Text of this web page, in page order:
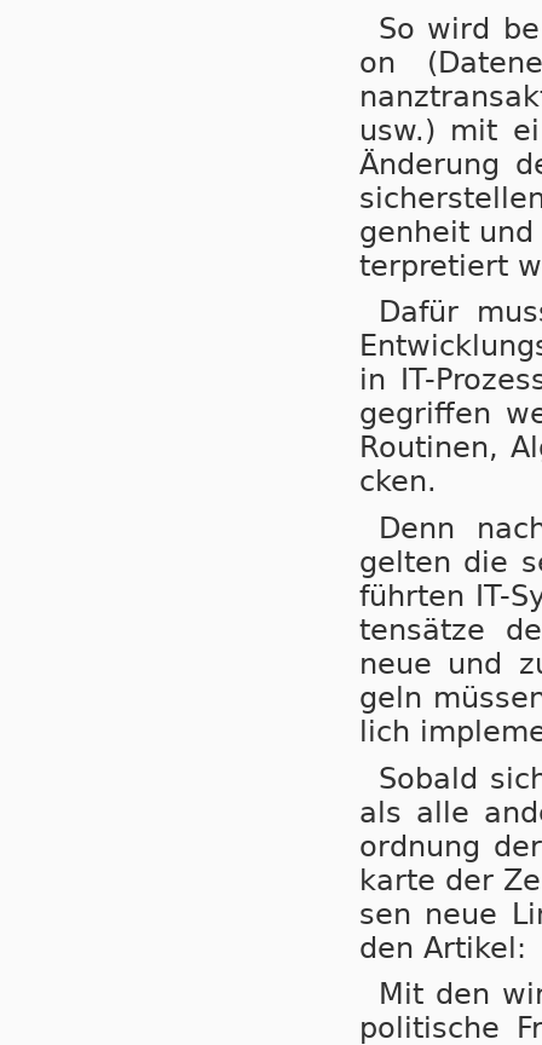
So wird
on
usw.) mit
Än­de­rung
gen­heit
ter­pre­tiert
Dafür
in IT-
ge­grif­fen
Rou­ti­nen,
cken.
Denn
gel­ten die
führ­ten IT-
ten­sät­ze
neue und
geln
lich
Sobald
als alle
ord­nung
kar­te der
sen neue
den Artikel:
Mit den
po­li­ti­sche